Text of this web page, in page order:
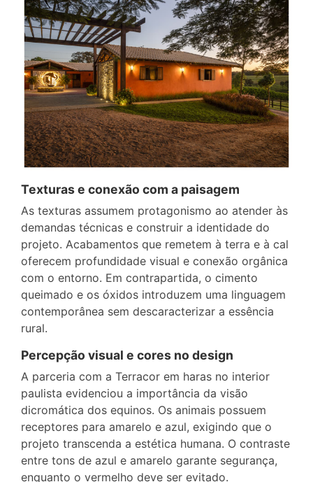
Texturas e conexão com a paisagem
As texturas assumem protagonismo ao atender às
demandas técnicas e construir a identidade do
projeto. Acabamentos que remetem à terra e à cal
oferecem profundidade visual e conexão orgânica
com o entorno. Em contrapartida, o cimento
queimado e os óxidos introduzem uma linguagem
contemporânea sem descaracterizar a essência
rural.
Percepção visual e cores no design
A parceria com a Terracor em haras no interior
paulista evidenciou a importância da visão
dicromática dos equinos. Os animais possuem
receptores para amarelo e azul, exigindo que o
projeto transcenda a estética humana. O contraste
entre tons de azul e amarelo garante segurança,
enquanto o vermelho deve ser evitado.